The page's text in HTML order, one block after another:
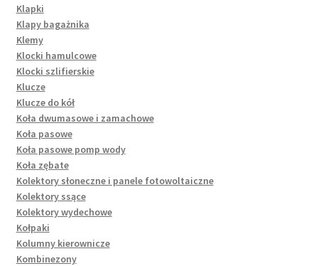
Klapki
Klapy bagażnika
Klemy
Klocki hamulcowe
Klocki szlifierskie
Klucze
Klucze do kół
Koła dwumasowe i zamachowe
Koła pasowe
Koła pasowe pomp wody
Koła zębate
Kolektory słoneczne i panele fotowoltaiczne
Kolektory ssące
Kolektory wydechowe
Kołpaki
Kolumny kierownicze
Kombinezony